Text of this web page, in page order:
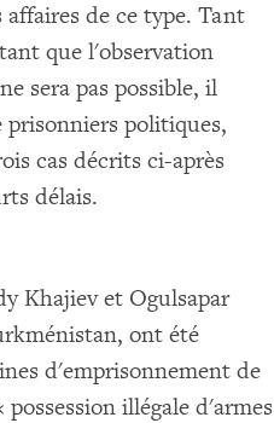
de ce type. Tant
que l'observation
sera pas possible, il
politiques,
cas décrits ci-après
délais.
Khajiev et Ogulsapar
ont été
d'emprisonnement de
possession illégale d'armes